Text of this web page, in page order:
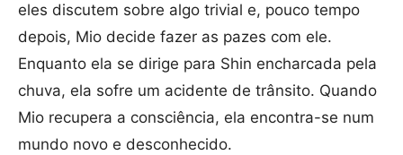
eles discutem sobre algo trivial e, pouco tempo
depois, Mio decide fazer as pazes com ele.
Enquanto ela se dirige para Shin encharcada pela
chuva, ela sofre um acidente de trânsito. Quando
Mio recupera a consciência, ela encontra-se num
mundo novo e desconhecido.